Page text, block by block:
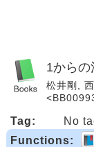
1からの
松井剛,
Tag:
No
Functions: